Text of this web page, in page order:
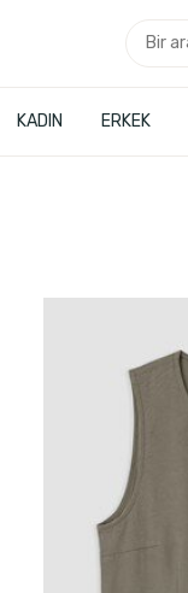
KADIN ERKEK